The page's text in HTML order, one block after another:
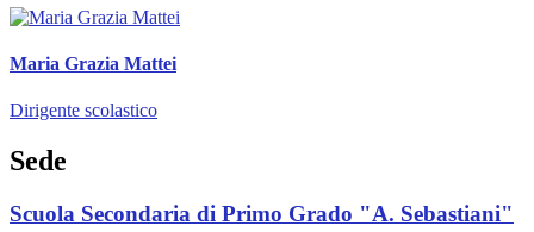
Maria Grazia Mattei
Dirigente scolastico
Sede
Scuola Secondaria di Primo Grado "A. Sebastiani"